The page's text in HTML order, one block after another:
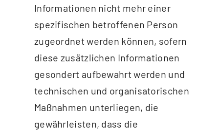
Informationen nicht mehr einer
spezifischen betroffenen Person
zugeordnet werden können, sofern
diese zusätzlichen Informationen
gesondert aufbewahrt werden und
technischen und organisatorischen
Maßnahmen unterliegen, die
gewährleisten, dass die